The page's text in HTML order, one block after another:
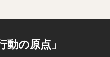
の原点」